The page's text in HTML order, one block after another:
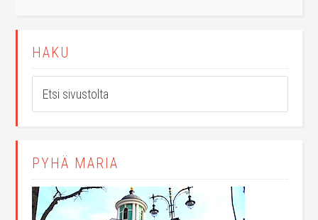
HAKU
PYHÄ MARIA